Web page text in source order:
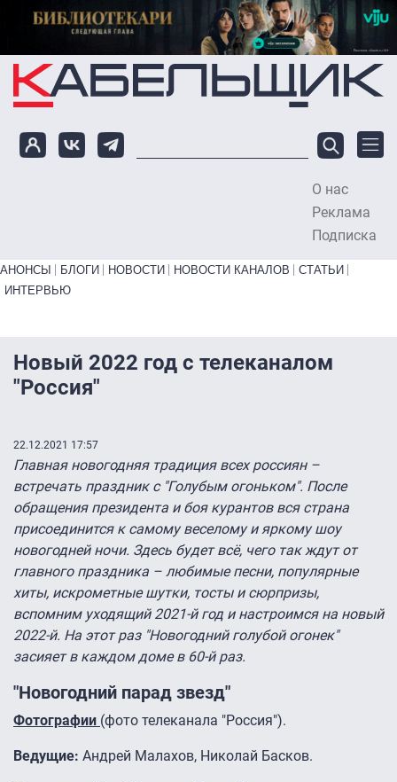
Перейти к основному содержанию
О нас
Реклама
Подписка
Primary links bottom
АНОНСЫ БЛОГИ НОВОСТИ НОВОСТИ КАНАЛОВ
СТАТЬИ
ИНТЕРВЬЮ
Новый 2022 год с телеканалом
"Россия"
22.12.2021 17:57
Главная новогодняя традиция всех россиян –
встречать праздник с "Голубым огоньком". После
обращения президента и боя курантов вся страна
присоединится к самому веселому и яркому шоу
новогодней ночи. Здесь будет всё, чего так ждут от
главного праздника – любимые песни, популярные
хиты, искрометные шутки, тосты и сюрпризы,
вспомним уходящий 2021-й год и настроимся на новый
2022-й. На этот раз "Новогодний голубой огонек"
засияет в каждом доме в 60-й раз.
"Новогодний парад звезд"
Фотографии (фото телеканала "Россия").
Ведущие: Андрей Малахов, Николай Басков.